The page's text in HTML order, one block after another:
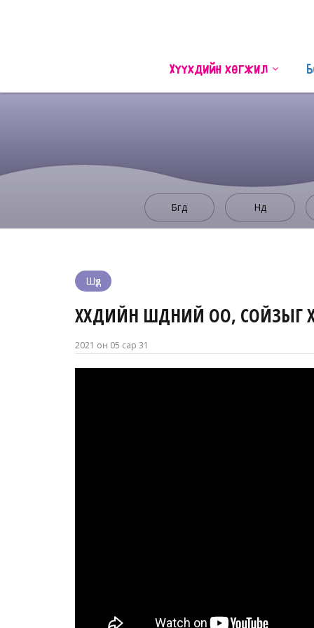
Хүүхдийн хөгжил
Бүгд Нүд
Шүд
ХҮҮХДИЙН ШҮДНИЙ ОО, СОЙЗЫГ
2021 он 05 сар 31